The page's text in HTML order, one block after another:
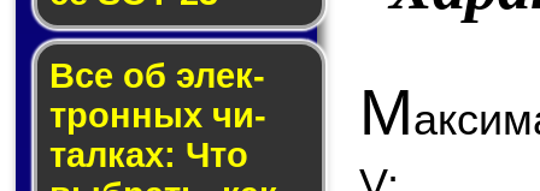
Все об элек­
трон­ных чи­
тал­ках: Что
М